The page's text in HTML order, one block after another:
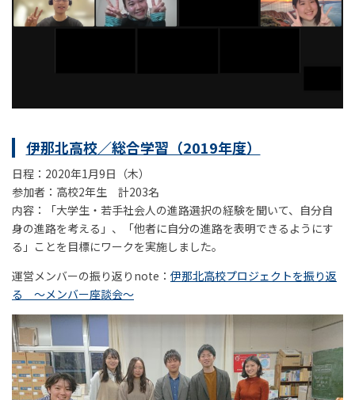
伊那北高校／総合学習（2019年度）
日程：2020年1月9日（木）
参加者：高校2年生 計203名
内容：「大学生・若手社会人の進路選択の経験を聞いて、自分自
身の進路を考える」、「他者に自分の進路を表明できるようにす
る」ことを目標にワークを実施しました。
運営メンバーの振り返りnote： 伊那北高校プロジェクトを振り返
る ～メンバー座談会～